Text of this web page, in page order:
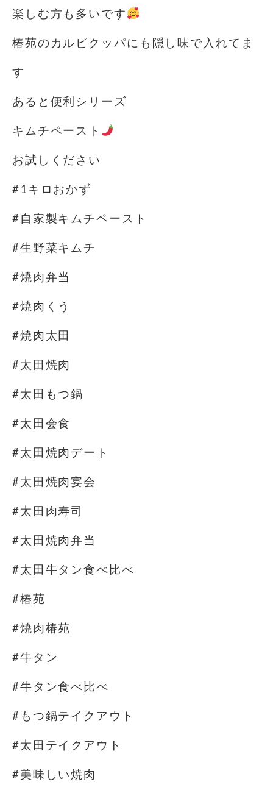
楽しむ方も多いです
椿苑のカルビクッパにも隠し味で入れてま
す
あると便利シリーズ
キムチペースト
お試しください
#1キロおかず
#自家製キムチペースト
#生野菜キムチ
#焼肉弁当
#焼肉くう
#焼肉太田
#太田焼肉
#太田もつ鍋
#太田会食
#太田焼肉デート
#太田焼肉宴会
#太田肉寿司
#太田焼肉弁当
#太田牛タン食べ比べ
#椿苑
#焼肉椿苑
#牛タン
#牛タン食べ比べ
#もつ鍋テイクアウト
#太田テイクアウト
#美味しい焼肉